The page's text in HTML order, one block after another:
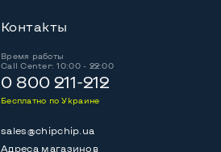
Контакты
Время работы
Call Center: 10:00 - 22:00
0 800 211-212
Бесплатно по Украине
sales@chipchip.ua
Адреса магазинов